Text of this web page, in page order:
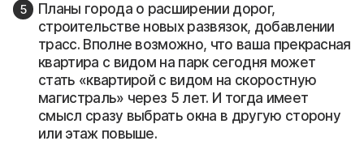
Планы города о расширении дорог,
строительстве новых развязок, добавлении
трасс. Вполне возможно, что ваша прекрасная
квартира с видом на парк сегодня может
стать «квартирой с видом на скоростную
магистраль» через 5 лет. И тогда имеет
смысл сразу выбрать окна в другую сторону
или этаж повыше.